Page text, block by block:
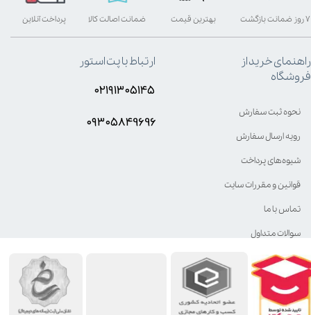
بهترین قیمت پرداخت آنلاین ۷ روز ضمانت بازگشت ضمانت اصالت کالا
راهنمای خرید از
فروشگاه
نحوه ثبت سفارش
رویه ارسال سفارش
شیوه‌های پرداخت
قوانین و مقررات سایت
تماس با ما
سوالات متداول
ارتباط با پت استور
۰۲۱۹۱۳۰۵۱۴۵
۰۹۳۰۵8۴9696